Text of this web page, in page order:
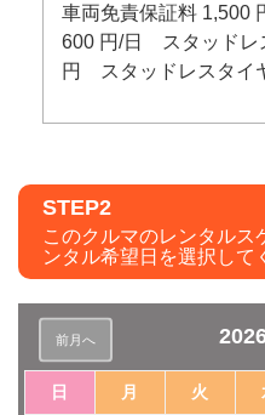
車両免責保証料 1,500
600 円/日 スタッドレ
円 スタッドレスタイ
STEP2
このクルマのレンタルス
ンタル希望日を選択して
前月へ
日 月 火